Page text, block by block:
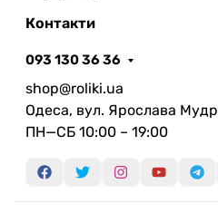
Контакти
093 130 36 36
shop@roliki.ua
Одеса, вул. Ярослава
ПН—СБ 10:00 – 19:00